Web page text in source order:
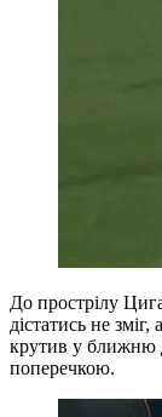
До прострілу
дістатись не
крутив у ближню
поперечкою.